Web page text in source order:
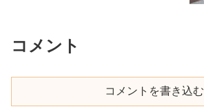
コメント
コメントを書き込む